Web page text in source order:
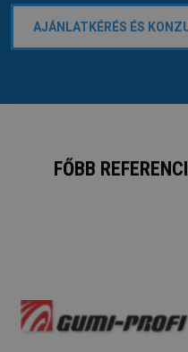
AJÁNLATKÉRÉS ÉS
FŐBB